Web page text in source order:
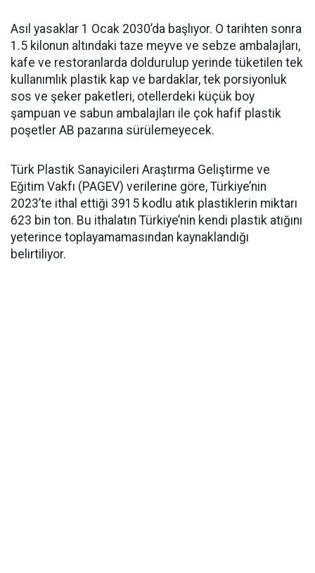
Asıl yasaklar 1 Ocak 2030’da başlıyor. O tarihten sonra
1.5 kilonun altındaki taze meyve ve sebze ambalajları,
kafe ve restoranlarda doldurulup yerinde tüketilen tek
kullanımlık plastik kap ve bardaklar, tek porsiyonluk
sos ve şeker paketleri, otellerdeki küçük boy
şampuan ve sabun ambalajları ile çok hafif plastik
poşetler AB pazarına sürülemeyecek.
Türk Plastik Sanayicileri Araştırma Geliştirme ve
Eğitim Vakfı (PAGEV) verilerine göre, Türkiye’nin
2023’te ithal ettiği 3915 kodlu atık plastiklerin miktarı
623 bin ton. Bu ithalatın Türkiye’nin kendi plastik atığını
yeterince toplayamamasından kaynaklandığı
belirtiliyor.